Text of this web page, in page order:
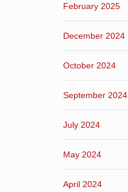
February 2025
December 2024
October 2024
September 2024
July 2024
May 2024
April 2024